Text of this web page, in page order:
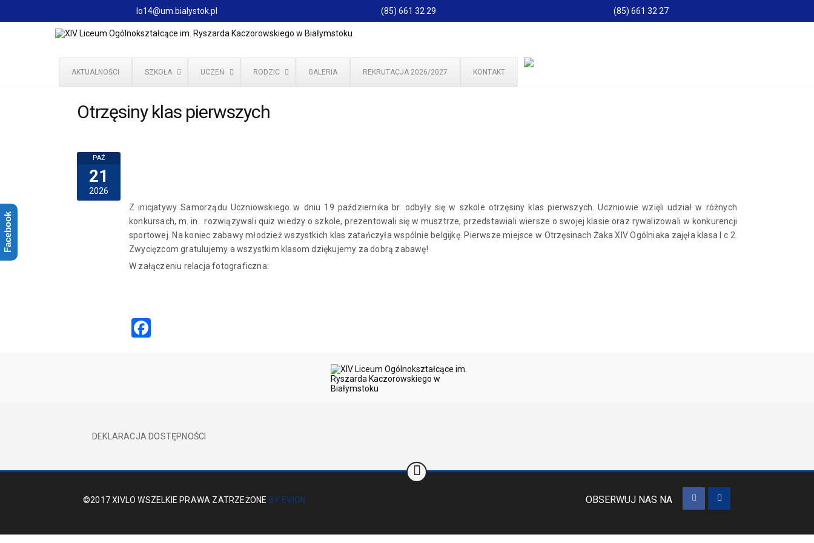
lo14@um.bialystok.pl (85) 661 32 29 (85) 661 32 27
AKTUALNOŚCI SZKOŁA UCZEŃ RODZIC GALERIA REKRUTACJA 2026/2027 KONTAKT
Otrzęsiny klas pierwszych
PAŹ
21
2026
Z inicjatywy Samorządu Uczniowskiego w dniu 19 października br. odbyły się w szkole otrzęsiny klas pierwszych. Uczniowie wzięli udział w różnych
konkursach, m. in. rozwiązywali quiz wiedzy o szkole, prezentowali się w musztrze, przedstawiali wiersze o swojej klasie oraz rywalizowali w konkurencji
sportowej. Na koniec zabawy młodzież wszystkich klas zatańczyła wspólnie belgijkę. Pierwsze miejsce w Otrzęsinach Żaka XIV Ogólniaka zajęła klasa I c 2.
Zwycięzcom gratulujemy a wszystkim klasom dziękujemy za dobrą zabawę!
W załączeniu relacja fotograficzna:
DEKLARACJA DOSTĘPNOŚCI
©2017 XIVLO WSZELKIE PRAWA ZATRZEŻONE BY EVION OBSERWUJ NAS NA
Facebook